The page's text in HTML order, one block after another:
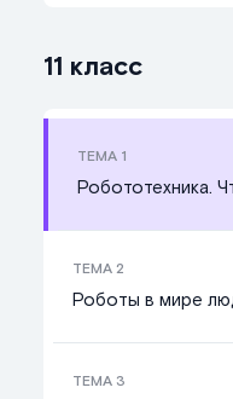
11 класс
ТЕМА 1
Робототехника.
ТЕМА 2
Роботы в мире
ТЕМА 3